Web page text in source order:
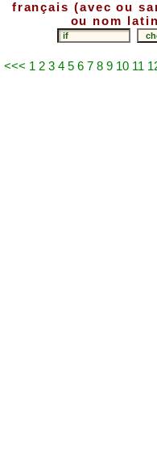
français (avec ou
ou nom
<<< 1 2 3 4 5 6 7 8 9 10 11